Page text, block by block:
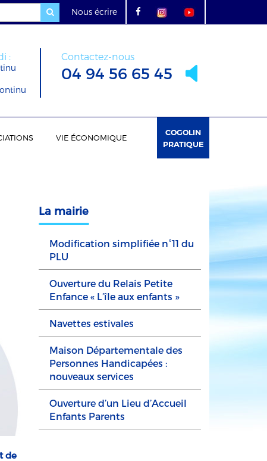
Nous écrire
: Contactez-nous
04 94 56 65 45
VIE ÉCONOMIQUE
COGOLIN
PRATIQUE
de
La mairie
Modification simplifiée n°11 du
PLU
Ouverture du Relais Petite
Enfance « L’île aux enfants »
Navettes estivales
Maison Départementale des
Personnes Handicapées :
nouveaux services
Ouverture d’un Lieu d’Accueil
Enfants Parents